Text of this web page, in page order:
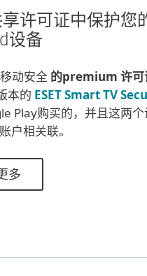
享许可证中保护您
设备
动安全 的premium 许可
本的 ESET Smart TV
Play购买的，并且这两
户相关联。
多